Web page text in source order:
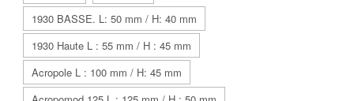
1930 BASSE. L: 50 mm / H: 40 mm
1930 Haute L : 55 mm / H : 45 mm
Acropole L : 100 mm / H: 45 mm